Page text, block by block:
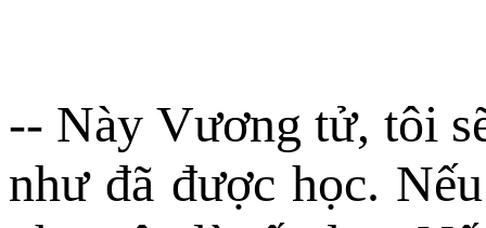
-- Này Vương tử, tôi
như đã được học.